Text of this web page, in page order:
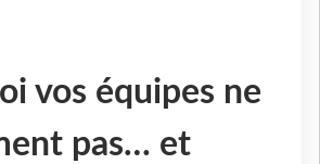
vos équipes ne
pas… et